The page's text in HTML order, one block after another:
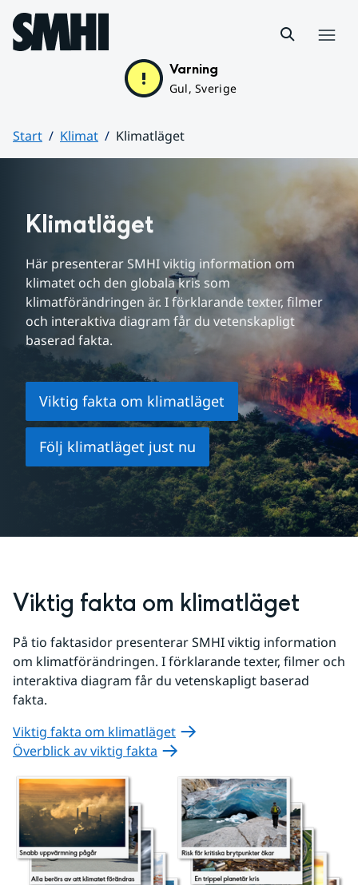
Hoppa till sidans innehåll
Varning
Gul, Sverige
Start Klimat
Klimatläget
Klimatläget
Här presenterar SMHI viktig information om
klimatet och den globala kris som
klimatförändringen är. I förklarande texter, filmer
och interaktiva diagram får du vetenskapligt
baserad fakta.
Viktig fakta om klimatläget
Följ klimatläget just nu
Viktig fakta om klimatläget
På tio faktasidor presenterar SMHI viktig information
om klimatförändringen. I förklarande texter, filmer och
interaktiva diagram får du vetenskapligt baserad
fakta.
Viktig fakta om klimatläget
Överblick av viktig fakta